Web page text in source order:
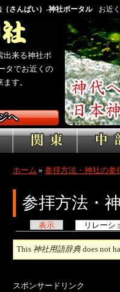
さんぱい）-神社ポータル お近
出来る神社ポ
タでお近くの
す。
ホーム » 参拝方法・神社の参
参拝方法・
表示 リレーシ
This 神社用語辞典 does not
スポンサードリンク